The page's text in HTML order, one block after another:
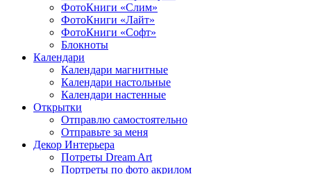
ФотоКниги «Слим»
ФотоКниги «Лайт»
ФотоКниги «Софт»
Блокноты
Календари
Календари магнитные
Календари настольные
Календари настенные
Открытки
Отправлю самостоятельно
Отправьте за меня
Декор Интерьера
Потреты Dream Art
Портреты по фото акрилом